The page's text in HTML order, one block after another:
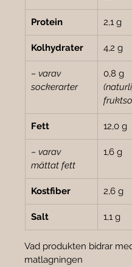
Protein 2,1 g
Kolhydrater 4,2 g
– varav
sockerarter
0,8 g
Fett 12,0 g
– varav
mättat fett
1,6 g
Kostfiber 2,6 g
Salt 1,1 g
Vad produkten bidrar
matlagningen